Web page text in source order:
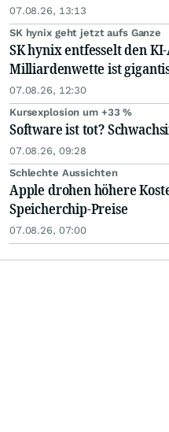
07.08.26, 13:13
SK hynix geht jetzt aufs Ganze
SK hynix entfesselt den
Milliardenwette ist
07.08.26, 12:30
Kursexplosion um +33 %
Software ist tot?
07.08.26, 09:28
Schlechte Aussichten
Apple drohen höhere
Speicherchip-Preise
07.08.26, 07:00